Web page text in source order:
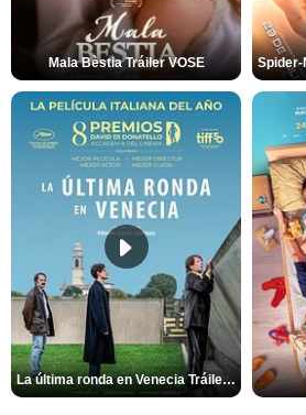
Mala Bèstia Tráiler VOSE
La última ronda en Venecia Tráiler VOSE